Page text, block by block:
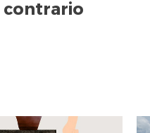
contrario